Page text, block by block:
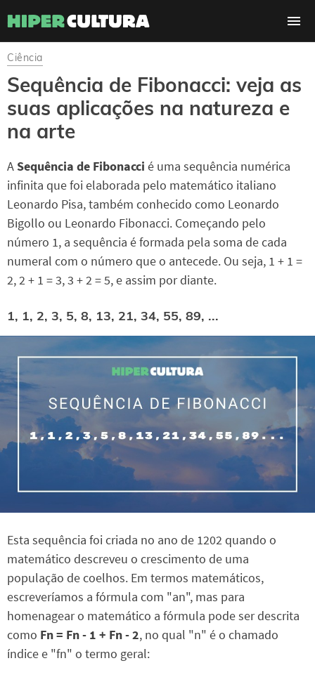
Ciência
Sequência de Fibonacci: veja as
suas aplicações na natureza e
na arte
ASequência de Fibonacci é uma sequência numérica
infinita que foi elaborada pelo matemático italiano
Leonardo Pisa, também conhecido como Leonardo
Bigollo ou Leonardo Fibonacci. Começando pelo
número 1, a sequência é formada pela soma de cada
numeral com o número que o antecede. Ou seja, 1 + 1 =
2, 2 + 1 = 3, 3 + 2 = 5, e assim por diante.
1, 1, 2, 3, 5, 8, 13, 21, 34, 55, 89, ...
Esta sequência foi criada no ano de 1202 quando o
matemático descreveu o crescimento de uma
população de coelhos. Em termos matemáticos,
escreveríamos a fórmula com "an", mas para
homenagear o matemático a fórmula pode ser descrita
como Fn = Fn - 1 + Fn - 2, no qual "n" é o chamado
índice e "fn" o termo geral: